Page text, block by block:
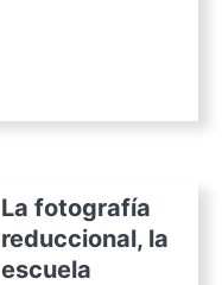
La fotografía
reduccional, la
escuela